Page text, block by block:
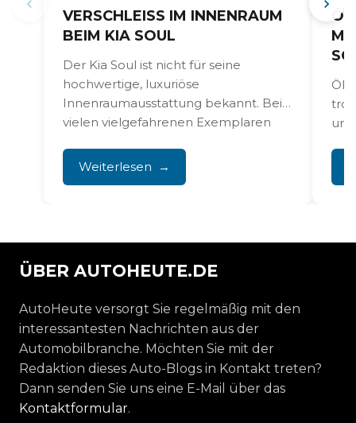
VERSCHLEISS IM INNENRAUM B
EIM KIA SOUL
Der Kia Soul ist nicht für seine
hochwertige, luxuriöse
Innenraumausstattung bekannt. Bei
vielen vielgefahrenen Exemplaren
Weiterlesen
Öl,
ÜBER AUTOHEUTE.DE
AutoHeute versorgt Sie regelmäßig mit den
interessantesten Nachrichten aus der
Automobilbranche. Möchten Sie mit der
Redaktion dieses Auto-Blogs in Kontakt treten?
Dann senden Sie uns eine E-Mail über das
Kontaktformular.